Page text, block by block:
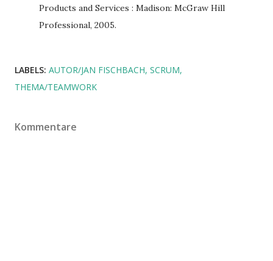
Products and Services : Madison: McGraw Hill
Professional, 2005.
LABELS: AUTOR/JAN FISCHBACH SCRUM
THEMA/TEAMWORK
Kommentare